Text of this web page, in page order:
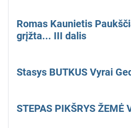
Romas Kaunietis
grįžta... III dalis
Stasys BUTKUS Vyrai
STEPAS PIKŠRYS ŽEMĖ